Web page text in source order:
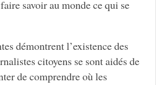
savoir au monde ce qui se
démontrent l’existence des
citoyens se sont aidés de
de comprendre où les